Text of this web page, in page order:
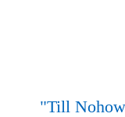
"Till